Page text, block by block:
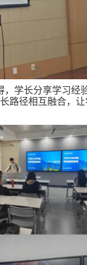
学长分享学习经
路径相互融合，